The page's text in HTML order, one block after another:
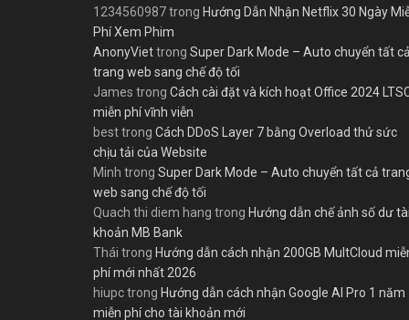
1234560987trong Hướng Dẫn Nhận Netflix 30 Ngày
Phí Xem Phim
AnonyViettrong Super Dark Mode – Auto chuyển tất cả
trang web sang chế độ tối
James trong Cách cài đặt và kích hoạt Office 2024
miễn phí vĩnh viễn
besttrong Cách DDoS Layer 7 bằng Overload thử sức
chịu tải của Website
Minh trong Super Dark Mode – Auto chuyển tất cả
web sang chế độ tối
Quach thi diem hang trong Hướng dẫn chế ảnh số dư tài
khoản MB Bank
Thái trong Hướng dẫn cách nhận 200GB MultCloud
phí mới nhất 2026
hiupctrong Hướng dẫn cách nhận Google AI Pro 1 năm
miễn phí cho tài khoản mới